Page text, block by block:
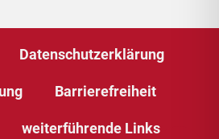
Datenschutzerklärung
Barrierefreiheit
weiterführende Links